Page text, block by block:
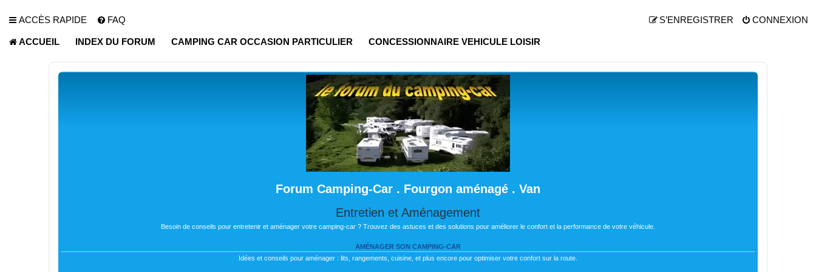
ACCÈS RAPIDE FAQ CONNEXION
S’ENREGISTRER
ACCUEIL INDEX DU FORUM CAMPING CAR OCCASION PARTICULIER CONCESSIONNAIRE VEHICULE LOISIR
Forum Camping-Car . Fourgon aménagé . Van
Entretien et Aménagement
Besoin de conseils pour entretenir et aménager votre camping-car ? Trouvez des astuces et des solutions pour améliorer le confort et la performance de votre véhicule.
AMÉNAGER SON CAMPING-CAR
Idées et conseils pour aménager : lits, rangements, cuisine, et plus encore pour optimiser votre confort sur la route.